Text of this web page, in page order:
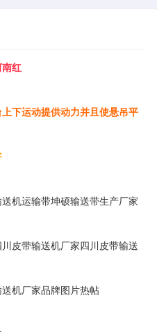
南红
下运动提供动力并且使悬吊平
机运输带坤硕输送带生产厂家
皮带输送机厂家四川皮带输送
机厂家品牌图片热帖